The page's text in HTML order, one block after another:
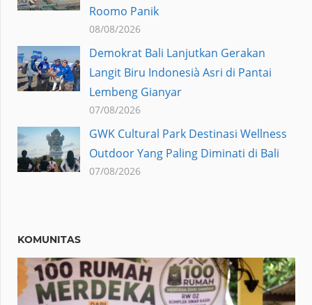
Roomo Panik
08/08/2026
Demokrat Bali Lanjutkan Gerakan
Langit Biru Indonesià Asri di Pantai
Lembeng Gianyar
07/08/2026
GWK Cultural Park Destinasi Wellness
Outdoor Yang Paling Diminati di Bali
07/08/2026
KOMUNITAS